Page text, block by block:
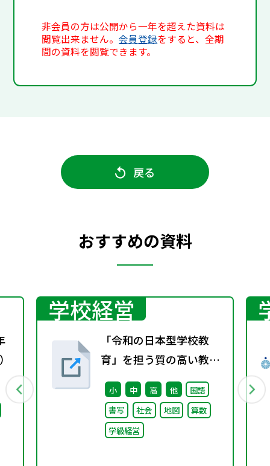
非会員の方は公開から一年を超えた資料は
閲覧出来ません。会員登録をすると、全期
間の資料を閲覧できます。
戻る
おすすめの資料
学校経営
「令和の日本型学校教
育」を担う質の高い教師
の確保のための環境整備
に関する総合的な方策に
ついて （審議のまとめ）
小 中 高 他
国語
書写
社会 地図
算数
学級経営